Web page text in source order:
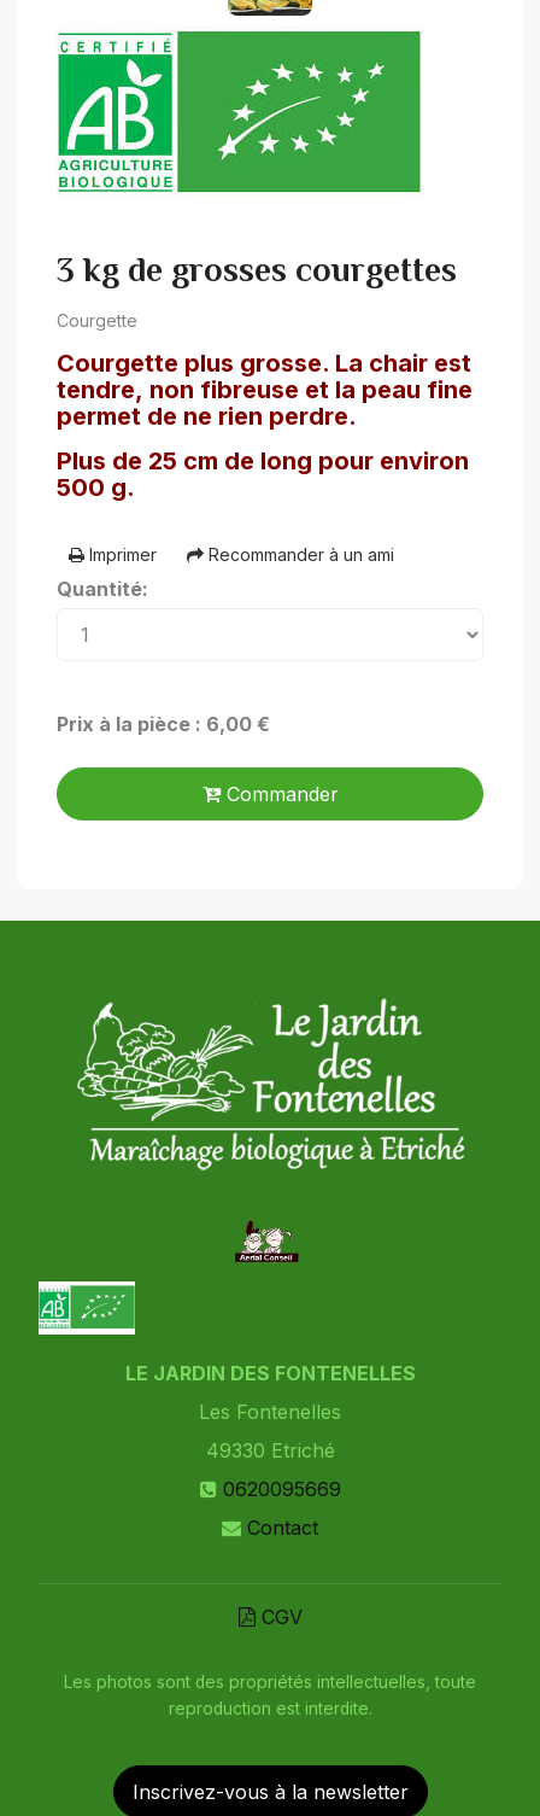
3 kg de grosses courgettes
Courgette
Courgette plus grosse. La chair est
tendre, non fibreuse et la peau fine
permet de ne rien perdre.
Plus de 25 cm de long pour environ
500 g.
Imprimer Recommander à un ami
Quantité:
Prix à la pièce : 6,00 €
Commander
LE JARDIN DES FONTENELLES
Les Fontenelles
49330 Etriché
0620095669
Contact
CGV
Les photos sont des propriétés intellectuelles, toute
reproduction est interdite.
Inscrivez-vous à la newsletter